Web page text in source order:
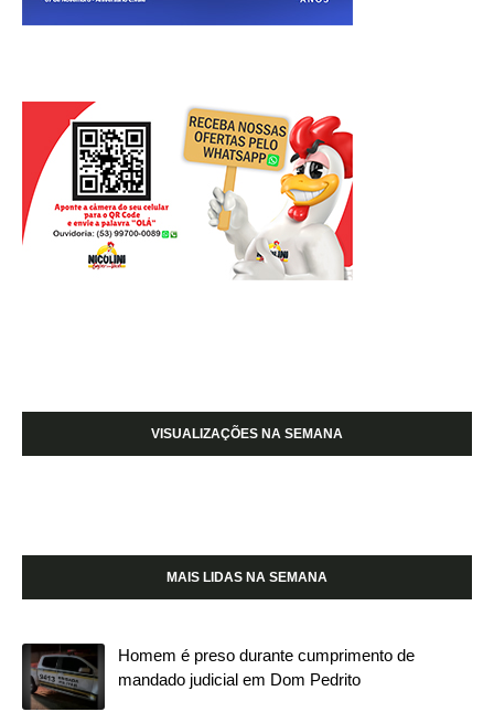
VISUALIZAÇÕES NA SEMANA
MAIS LIDAS NA SEMANA
Homem é preso durante cumprimento de
mandado judicial em Dom Pedrito